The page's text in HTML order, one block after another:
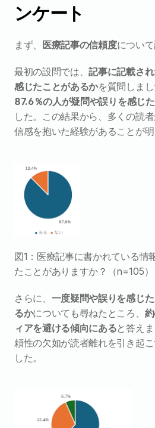
ンケート
まず、 医療記事の信頼度について
最初の設問では、記事に記載さ
感じたことがあるかを質問しまし
87.6％の人が疑問や誤りを感じ
した。この結果から、多くの読
信感を抱いた経験があることが明
図1：医療記事に書かれている情
たことがありますか？（n=105）
さらに、 一度疑問や誤りを感じ
るかについても尋ねたところ、
ィアを避ける傾向にあると答え
頼性の欠如が読者離れを引き起
した。